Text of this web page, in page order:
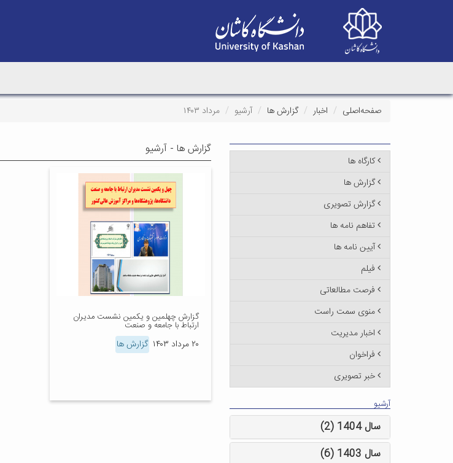
صفحه‌اصلی اخبار گزارش ها آرشیو مرداد ۱۴۰۳
گزارش ها - آرشیو
گزارش چهلمین و یکمین نشست مدیران
ارتباط با جامعه و صنعت
۲۰ مرداد ۱۴۰۳ گزارش ها
کارگاه ها
گزارش ها
گزارش تصویری
تفاهم نامه ها
آیین نامه ها
فیلم
فرصت مطالعاتی
منوی سمت راست
اخبار مدیریت
فراخوان
خبر تصویری
آرشیو
سال 1404 (2)
سال 1403 (6)